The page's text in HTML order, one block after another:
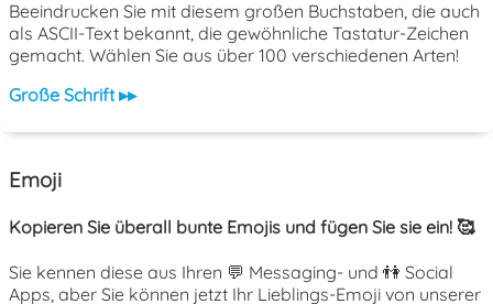
Beeindrucken Sie mit diesem großen Buchstaben, die auch
als ASCII-Text bekannt, die gewöhnliche Tastatur-Zeichen
gemacht. Wählen Sie aus über 100 verschiedenen Arten!
Große Schrift ▸▸
Emoji
Kopieren Sie überall bunte Emojis und fügen Sie sie ein! 🥰
Sie kennen diese aus Ihren 💬 Messaging- und 👫 Social
Apps, aber Sie können jetzt Ihr Lieblings-Emoji von unserer